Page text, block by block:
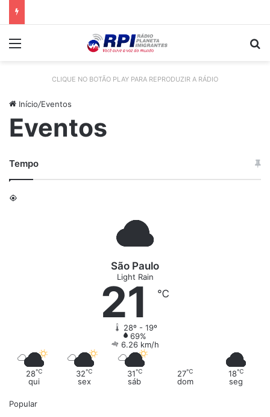
CLIQUE NO BOTÃO PLAY PARA REPRODUZIR A RÁDIO
Início/Eventos
Eventos
Tempo
São Paulo
Light Rain
21 ℃
28º - 19º
69%
6.26 km/h
28℃
qui
32℃
sex
31℃
sáb
27℃
dom
18℃
seg
Popular